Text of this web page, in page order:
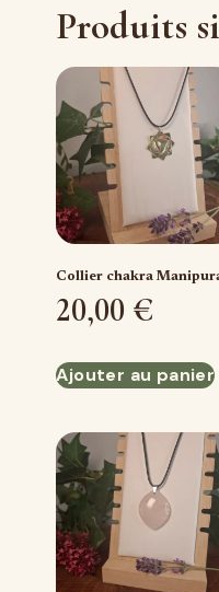
Produits
Collier chakra
20,00 €
Ajouter au panier